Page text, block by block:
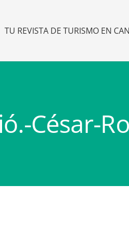
TU REVISTA DE TURISMO EN
César-